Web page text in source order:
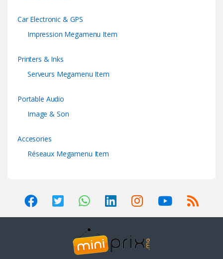
Car Electronic & GPS
Impression Megamenu Item
Printers & Inks
Serveurs Megamenu Item
Portable Audio
Image & Son
Accesories
Réseaux Megamenu Item